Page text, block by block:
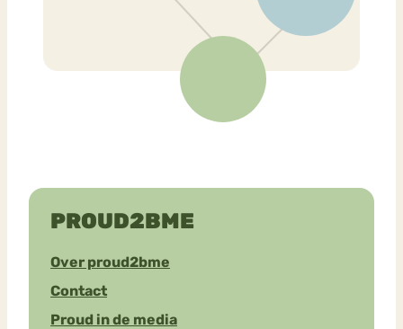
PROUD2BME
Over proud2bme
Contact
Proud in de media